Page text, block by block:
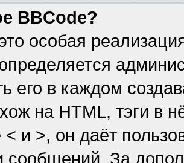
BBCode?
особая
его в каждом
на HTML, тэги в
< и >, он даёт
сообщений. За